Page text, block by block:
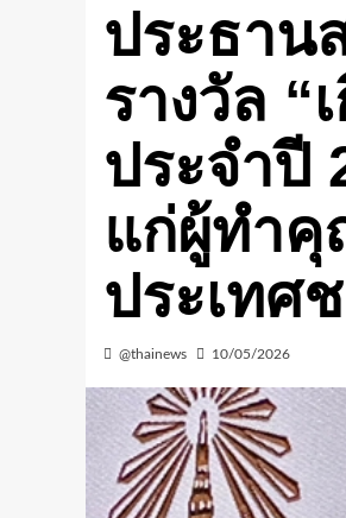
ประธาน
รางวัล
ประจำปี
แก่ผู้ทำ
ประเทศ
@thainews 10/05/2026